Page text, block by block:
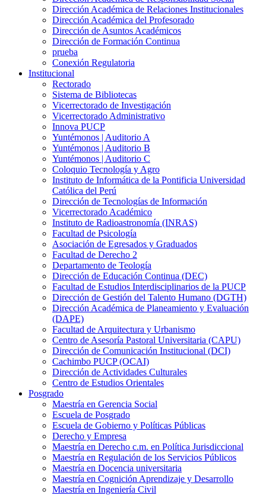
Dirección Académica de Relaciones Institucionales
Dirección Académica del Profesorado
Dirección de Asuntos Académicos
Dirección de Formación Continua
prueba
Conexión Regulatoria
Institucional
Rectorado
Sistema de Bibliotecas
Vicerrectorado de Investigación
Vicerrectorado Administrativo
Innova PUCP
Yuntémonos | Auditorio A
Yuntémonos | Auditorio B
Yuntémonos | Auditorio C
Coloquio Tecnología y Agro
Instituto de Informática de la Pontificia Universidad
Católica del Perú
Dirección de Tecnologías de Información
Vicerrectorado Académico
Instituto de Radioastronomía (INRAS)
Facultad de Psicología
Asociación de Egresados y Graduados
Facultad de Derecho 2
Departamento de Teología
Dirección de Educación Continua (DEC)
Facultad de Estudios Interdisciplinarios de la PUCP
Dirección de Gestión del Talento Humano (DGTH)
Dirección Académica de Planeamiento y Evaluación
(DAPE)
Facultad de Arquitectura y Urbanismo
Centro de Asesoría Pastoral Universitaria (CAPU)
Dirección de Comunicación Institucional (DCI)
Cachimbo PUCP (OCAI)
Dirección de Actividades Culturales
Centro de Estudios Orientales
Posgrado
Maestría en Gerencia Social
Escuela de Posgrado
Escuela de Gobierno y Políticas Públicas
Derecho y Empresa
Maestría en Derecho c.m. en Política Jurisdiccional
Maestría en Regulación de los Servicios Públicos
Maestría en Docencia universitaria
Maestría en Cognición Aprendizaje y Desarrollo
Maestría en Ingeniería Civil